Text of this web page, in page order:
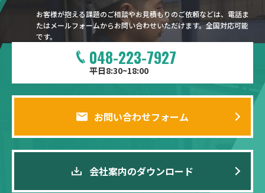
お客様が抱える課題のご相談やお見積もりのご依頼などは、電話ま
たはメールフォームからお問い合わせいただけます。全国対応可能
です。
048-223-7927
平日8:30~18:00
お問い合わせフォーム
会社案内のダウンロード